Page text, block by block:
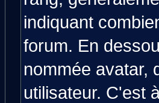
indiquant
forum. En
nommée avatar,
utilisateur. C'est